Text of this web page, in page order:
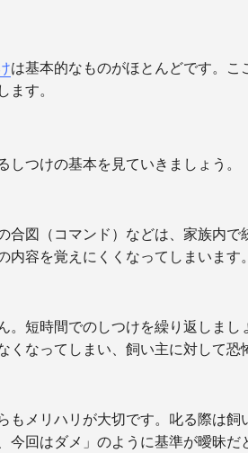
は基本的なものがほとんどです。
す。
しつけの基本を見ていきましょう。
合図（コマンド）などは、家族内
容を覚えにくくなってしまいます。
。短時間でのしつけを繰り返しまし
くなってしまい、飼い主に対して恐
もメリハリが大切です。叱る際は
今回はダメ」のように基準が曖昧